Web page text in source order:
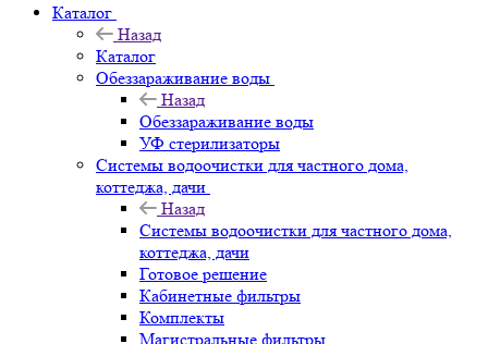
Каталог
Назад
Каталог
Обеззараживание воды
Назад
Обеззараживание воды
УФ стерилизаторы
Системы водоочистки для частного дома,
коттеджа, дачи
Назад
Системы водоочистки для частного дома,
коттеджа, дачи
Готовое решение
Кабинетные фильтры
Комплекты
Магистральные фильтры